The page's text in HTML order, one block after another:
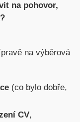
na pohovor,
na výběrová
(co bylo dobře,
CV,